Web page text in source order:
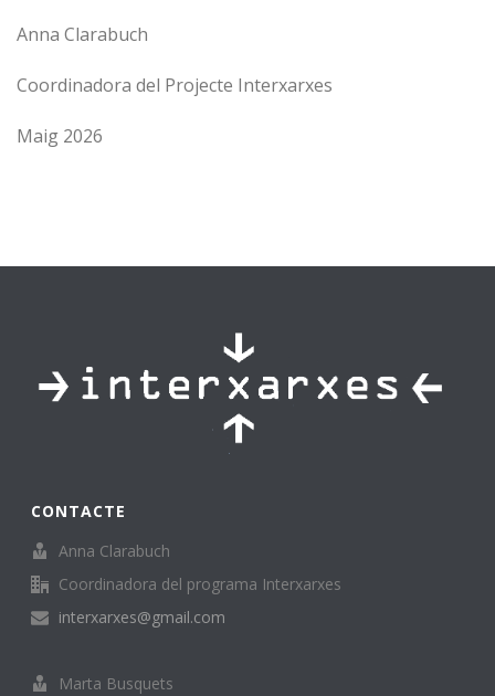
Anna Clarabuch
Coordinadora del Projecte Interxarxes
Maig 2026
CONTACTE
Anna Clarabuch
Coordinadora del programa Interxarxes
interxarxes@gmail.com
Marta Busquets